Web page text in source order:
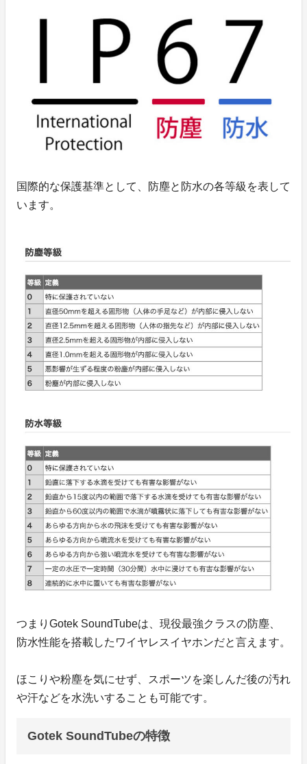
国際的な保護基準として、防塵と防水の各等級を表して
います。
つまりGotek SoundTubeは、現役最強クラスの防塵、
防水性能を搭載したワイヤレスイヤホンだと言えます。
ほこりや粉塵を気にせず、スポーツを楽しんだ後の汚れ
や汗などを水洗いすることも可能です。
Gotek SoundTubeの特徴